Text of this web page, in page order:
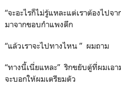
“จะอะไรก็ไม่รู้แหละแต่เราต้องไป
มาจากขอบกำแพงตึก
“แล้วเราจะไปทางไหน ” ผมถาม
“ทางนี้เนี่ยแหละ” ริกขยับตู้ที่ผมเอา
จะบอกให้ผมเตรียมตัว